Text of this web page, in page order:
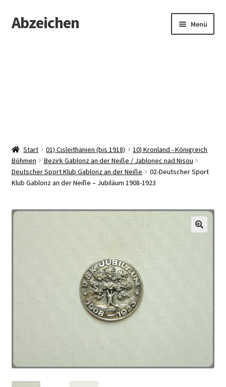
Zur
Navigation
Zum
Inhalt
Abzeichen Menü
Start 01) Cisleithanien (bis 1918)
10) Kronland - Königreich
Böhmen
Bezirk Gablonz an der Neiße / Jablonec nad Nisou
Deutscher Sport Klub Gablonz an der Neiße
02-Deutscher Sport
Klub Gablonz an der Neiße – Jubiläum 1908-1923